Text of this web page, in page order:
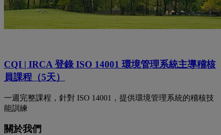
CQI | IRCA 登錄 ISO 14001 環境管理系統主導稽核
員課程（5天）
一週完整課程，針對 ISO 14001，提供環境管理系統的稽核技
能訓練
關於我們